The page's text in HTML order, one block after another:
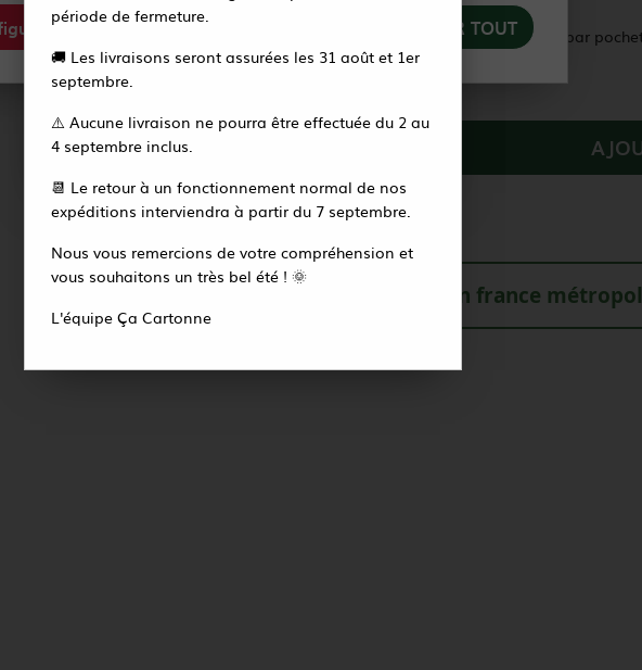
Pochette d'étiquettes confiture. 9 étiquettes par
Soit un total de 00
Livraison offerte en france
Tout refuser ACCEPTER TOUT
Vous recevrez alors un e-mail pour créer votre
nouveau mot de passe en quelques secondes.
Accéder à la page de connexion
période de fermeture.
🚚 Les livraisons seront assurées les 31 août et 1er
septembre.
⚠️ Aucune livraison ne pourra être effectuée du 2 au
4 septembre inclus.
📆 Le retour à un fonctionnement normal de nos
expéditions interviendra à partir du 7 septembre.
Nous vous remercions de votre compréhension et
vous souhaitons un très bel été ! 🌞
L'équipe Ça Cartonne